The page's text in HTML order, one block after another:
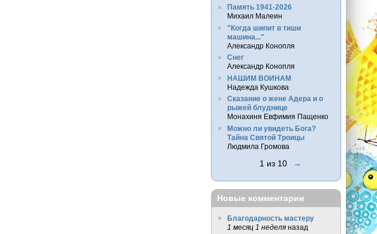
Память 1941-2026
Михаил Малеин
"Когда шипит в тиши
машина..."
Александр Конопля
Снег
Александр Конопля
НАШИМ ВОИНАМ
Надежда Кушкова
Сказание о жене Адера и о
рыжей блуднице
Монахиня Евфимия Пащенко
Можно ли увидеть Бога?
Тайна Святой Троицы
Людмила Громова
1 из 10 →
Новые комментарии
Благодарность мастеру
1 месяц 1 неделяназад